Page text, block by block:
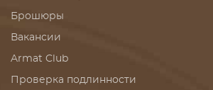
Брошюры
Вакансии
Armat Club
Проверка подлинности